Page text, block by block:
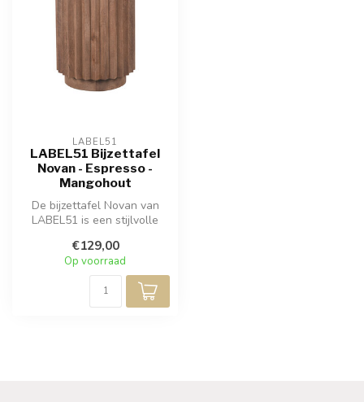
LABEL51
LABEL51 Bijzettafel
Novan - Espresso -
Mangohout
De bijzettafel Novan van
LABEL51 is een stijlvolle
ontwerp. ...
€129,00
Op voorraad